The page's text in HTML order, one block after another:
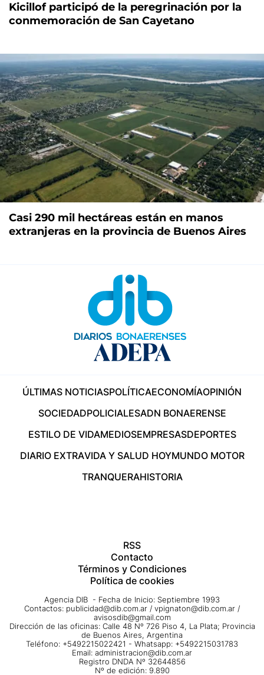
Kicillof participó de la peregrinación por la
conmemoración de San Cayetano
Casi 290 mil hectáreas están en manos
extranjeras en la provincia de Buenos Aires
ÚLTIMAS NOTICIASPOLÍTICAECONOMÍAOPINIÓN
SOCIEDADPOLICIALESADN BONAERENSE
ESTILO DE VIDAMEDIOSEMPRESASDEPORTES
DIARIO EXTRAVIDA Y SALUD HOYMUNDO MOTOR
TRANQUERAHISTORIA
RSS
Contacto
Términos y Condiciones
Política de cookies
Agencia DIB - Fecha de Inicio: Septiembre 1993
Contactos: publicidad@dib.com.ar / vpignaton@dib.com.ar /
avisosdib@gmail.com
Dirección de las oficinas: Calle 48 Nº 726 Piso 4, La Plata; Provincia
de Buenos Aires, Argentina
Teléfono: +5492215022421 - Whatsapp: +5492215031783
Email: administracion@dib.com.ar
Registro DNDA Nº 32644856
Nº de edición: 9.890